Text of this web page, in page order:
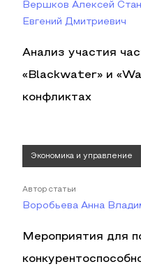
Вершков Алексей
Евгений Дмитриевич
Анализ участия
«Blackwater» и
конфликтах
Экономика и управление
Автор статьи
Воробьева Анна
Мероприятия для